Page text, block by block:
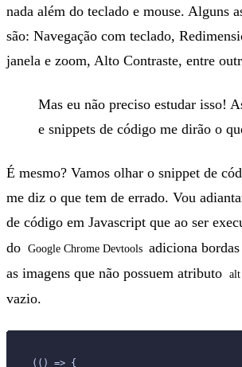
nada além do teclado e mouse. Alguns
são: Navegação com teclado,
janela e zoom, Alto Contraste, entre
Mas eu não preciso estudar isso!
e snippets de código me dirão o
É mesmo? Vamos olhar o snippet de
me diz o que tem de errado. Vou
de código em Javascript que ao ser
do Google Chrome Devtools adiciona
as imagens que não possuem atributo alt
vazio.
(() => {